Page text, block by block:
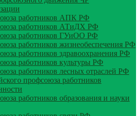
работников АПК РФ
работников АТиДХ РФ
работников ГУиОО РФ
работников жизнеобеспечения РФ
работников здравоохранения РФ
работников культуры РФ
работников лесных отраслей РФ
профсоюза работников
работников образования и науки